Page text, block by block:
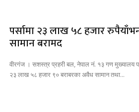
पर्सामा २३ लाख ५८ हजार
सामान बरामद
वीरगंज । सशस्त्र प्रहरी बल, नेपाल नं. १३ गण मुख्यालय
२३ लाख ५८ हजार ९० बराबरका अवैध सामान तथा...